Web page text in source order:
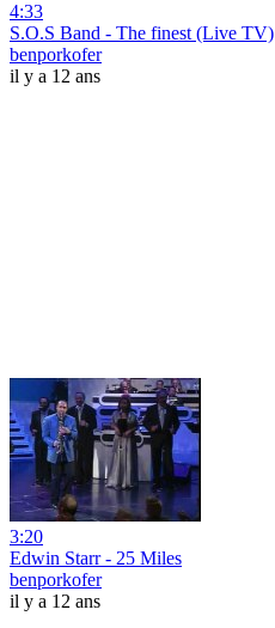
4:33
S.O.S Band - The finest (Live TV)
benporkofer
il y a 12 ans
3:20
Edwin Starr - 25 Miles
benporkofer
il y a 12 ans